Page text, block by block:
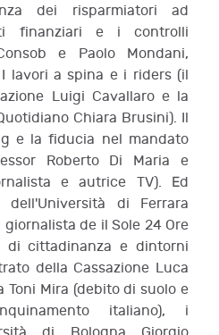
dei risparmiatori ad
finanziari e i controlli
e Paolo Mondani,
lavori a spina e i riders (il
Luigi Cavallaro e la
Chiara Brusini). Il
e la fiducia nel mandato
Roberto Di Maria e
e autrice TV). Ed
di Ferrara
de il Sole 24 Ore
di cittadinanza e dintorni
della Cassazione Luca
Toni Mira (debito di suolo e
italiano), i